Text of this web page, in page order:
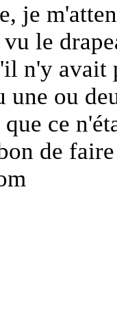
je
le
n'y avait
ou
ce
de